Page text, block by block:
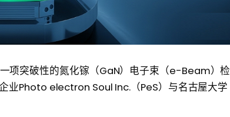
项突破性的氮化镓（GaN）电子束（e-Beam）检
业Photo electron Soul Inc.（PeS）与名古屋大学